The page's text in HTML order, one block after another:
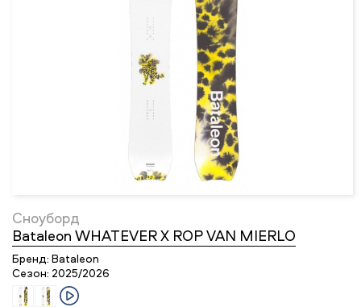
Сноуборд
Bataleon WHATEVER X ROP VAN MIERLO
Бренд: Bataleon
Сезон: 2025/2026